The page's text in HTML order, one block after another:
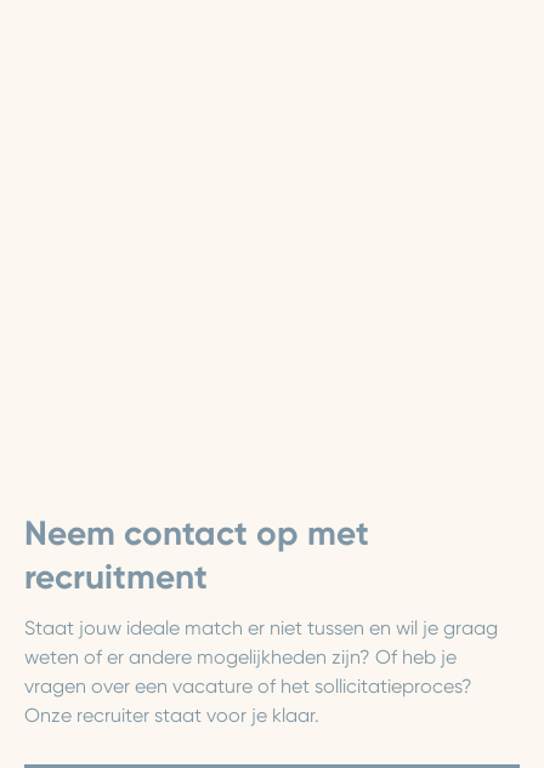
Neem contact op met
recruitment
Staat jouw ideale match er niet tussen en wil je graag
weten of er andere mogelijkheden zijn? Of heb je
vragen over een vacature of het sollicitatieproces?
Onze recruiter staat voor je klaar.